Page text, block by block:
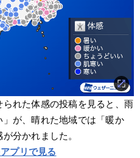
れた体感の投稿を見ると、雨
が、晴れた地域では「暖か
分かれました。
プリで見る